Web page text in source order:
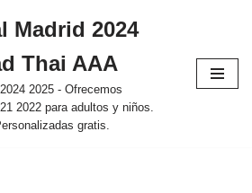
Madrid 2024
Thai AAA
2025 - Ofrecemos
2022 para adultos y niños.
gratis.